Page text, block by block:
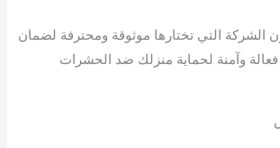
الشركة التي تختارها موثوقة ومحترفة لضمان
وآمنة لحماية منزلك ضد الحشرات